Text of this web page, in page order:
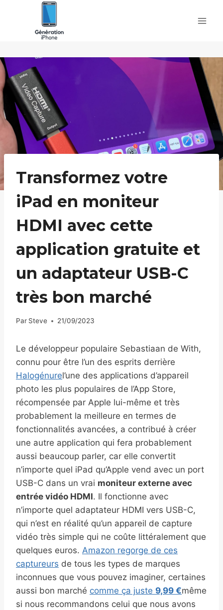
Transformez votre
iPad en moniteur
HDMI avec cette
application gratuite et
un adaptateur USB-C
très bon marché
Par Steve 21/09/2023
Le développeur populaire Sebastiaan de With,
connu pour être l’un des esprits derrière
Halogénurel’une des applications d’appareil
photo les plus populaires de l’App Store,
récompensée par Apple lui-même et très
probablement la meilleure en termes de
fonctionnalités avancées, a contribué à créer
une autre application qui fera probablement
aussi beaucoup parler, car elle convertit
n’importe quel iPad qu’Apple vend avec un port
USB-C dans un vrai moniteur externe avec
entrée vidéo HDMI. Il fonctionne avec
n’importe quel adaptateur HDMI vers USB-C,
qui n’est en réalité qu’un appareil de capture
vidéo très simple qui ne coûte littéralement que
quelques euros. Amazon regorge de ces
captureurs de tous les types de marques
inconnues que vous pouvez imaginer, certaines
aussi bon marché comme ça juste 9,99 €même
si nous recommandons celui que nous avons